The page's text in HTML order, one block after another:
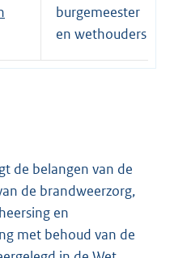
burgemeester
en wethouders
de belangen van de
de brandweerzorg,
en
met behoud van de